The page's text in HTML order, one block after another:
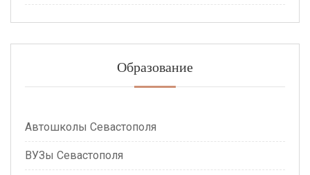
Образование
Автошколы Севастополя
ВУЗы Севастополя